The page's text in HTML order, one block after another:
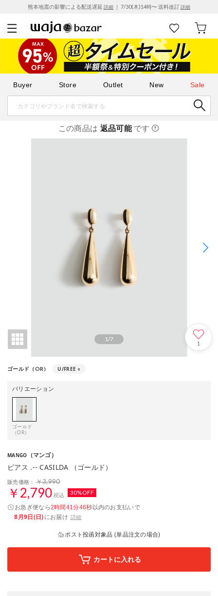
熊本地震の影響による配送遅延 詳細 ｜ 7/30(木)14時〜 送料改訂詳細
Buyer Store Outlet New Sale
この商品は 返品可能です
1/7
1
ゴールド（OR） U/FREE ○
バリエーション
ゴールド
（OR）
MANGO （マンゴ）
ピアス .-- CASILDA （ゴールド）
販売価格： ￥3,990
￥2,790 税込 30%OFF
お急ぎ便なら2時間41分46秒以内のお支払いで
8月9日(日)にお届け 詳細
ポスト投函対象品 (単品注文の場合)
カートに入れる